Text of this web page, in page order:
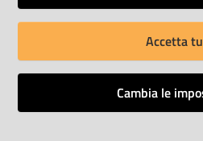
Dichiarazione di accessibilità
Mappa del sito
Accetta
Cambia le